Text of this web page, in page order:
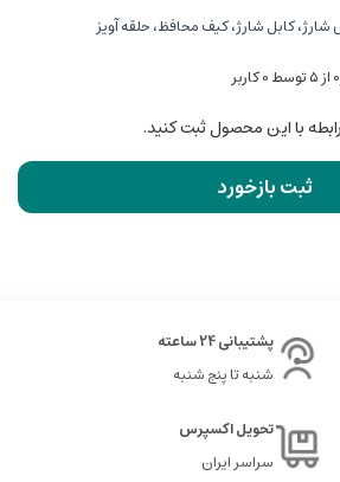
کابل شارژ، کیف محافظ، حلقه آویز
با این محصول ثبت کنید.
ثبت بازخورد
پشتیبانی 24 ساعته
شنبه تا پنج شنبه
تحویل اکسپرس
سراسر ایران